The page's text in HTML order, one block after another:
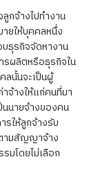
กจ้างไปทำงาน
ยให้บุคคลหนึ่ง
ธุรกิจจัดหางาน
รผลิตหรือธุรกิจใน
ลนั้นจะเป็นผู้
จ้างให้แก่คนที่มา
นนายจ้างของคน
รให้ลูกจ้างรับ
ามสัญญาจ้าง
มโดยไม่เลือก